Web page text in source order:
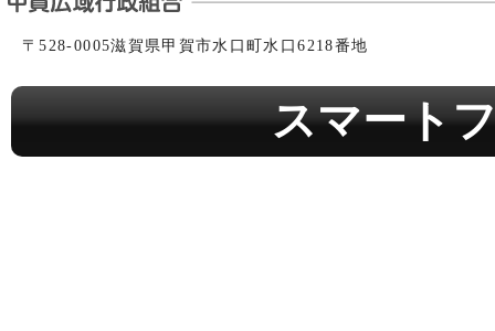
〒528-0005滋賀県甲賀市水口町水口6218番地
スマート